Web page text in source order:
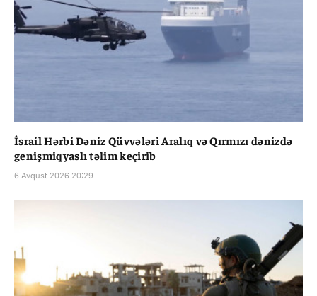
İsrail Hərbi Dəniz Qüvvələri Aralıq və Qırmızı dənizdə
genişmiqyaslı təlim keçirib
6 Avqust 2026 20:29